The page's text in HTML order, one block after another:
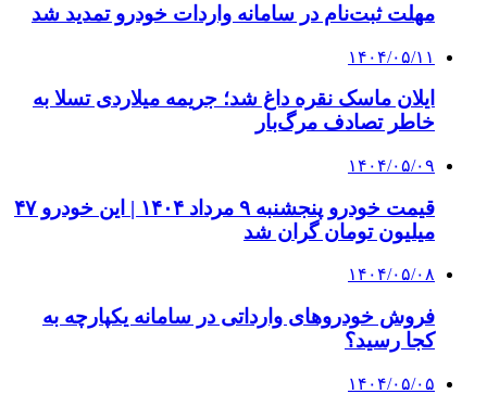
مهلت ثبت‌نام در سامانه واردات خودرو تمدید شد
۱۴۰۴/۰۵/۱۱
ایلان ماسک نقره داغ شد؛ جریمه میلاردی تسلا به
خاطر تصادف مرگ‌بار
۱۴۰۴/۰۵/۰۹
قیمت خودرو پنجشنبه ۹ مرداد ۱۴۰۴ | این خودرو ۴۷
میلیون تومان گران شد
۱۴۰۴/۰۵/۰۸
فروش خودروهای وارداتی در سامانه یکپارچه به
کجا رسید؟
۱۴۰۴/۰۵/۰۵